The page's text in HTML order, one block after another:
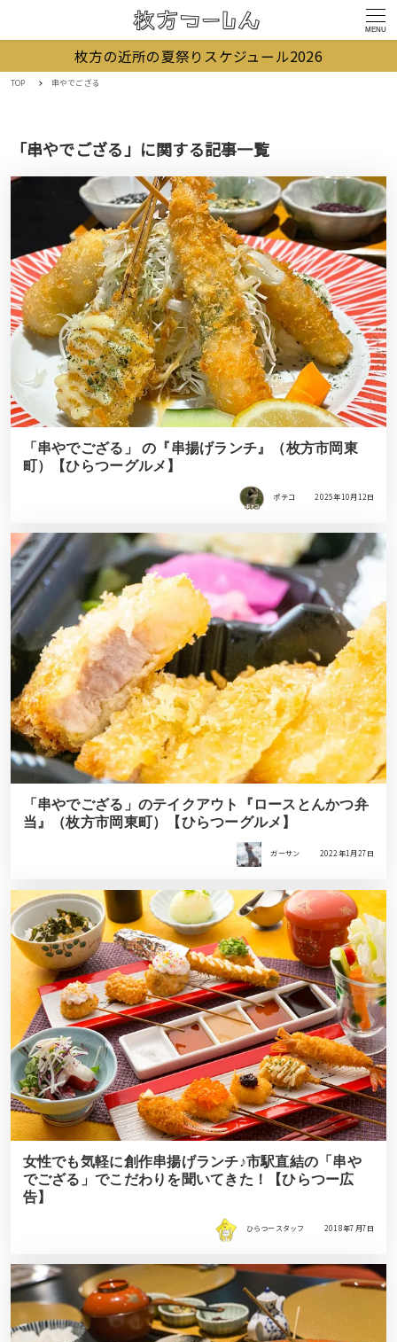
MENU
枚方の近所の夏祭りスケジュール2026
TOP 串やでござる
「串やでござる」に関する記事一覧
「串やでござる」 の『串揚げランチ』（枚方市岡東
町）【ひらつーグルメ】
ポテコ 2025年10月12日
「串やでござる」のテイクアウト『ロースとんかつ弁
当』（枚方市岡東町）【ひらつーグルメ】
ガーサン 2022年1月27日
女性でも気軽に創作串揚げランチ♪市駅直結の「串や
でござる」でこだわりを聞いてきた！【ひらつー広
告】
ひらつースタッフ 2018年7月7日